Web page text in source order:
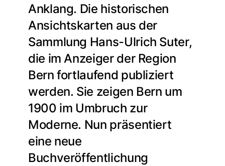
Anklang. Die historischen
Ansichtskarten aus der
Sammlung Hans-Ulrich Suter,
die im Anzeiger der Region
Bern fortlaufend publiziert
werden. Sie zeigen Bern um
1900 im Umbruch zur
Moderne. Nun präsentiert
eine neue
Buchveröffentlichung